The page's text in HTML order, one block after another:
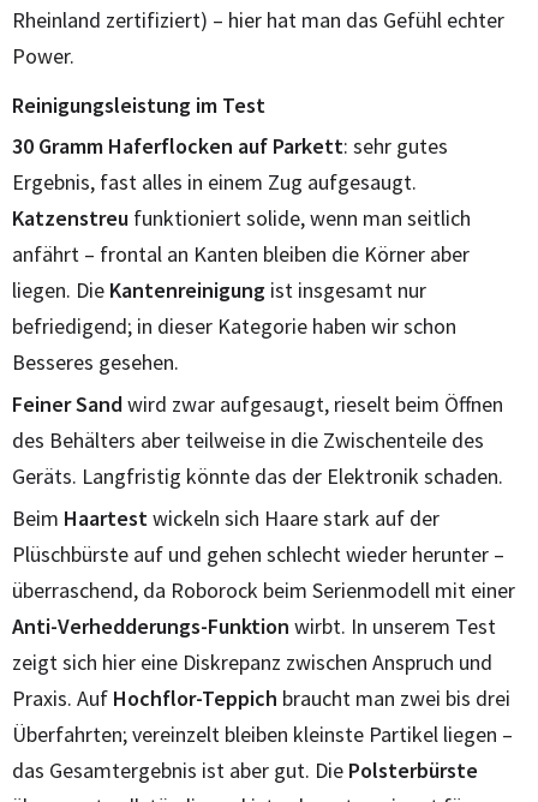
Rheinland zertifiziert) – hier hat man das Gefühl echter
Power.
Reinigungsleistung im Test
30 Gramm Haferflocken auf Parkett: sehr gutes
Ergebnis, fast alles in einem Zug aufgesaugt.
Katzenstreu funktioniert solide, wenn man seitlich
anfährt – frontal an Kanten bleiben die Körner aber
liegen. Die Kantenreinigung ist insgesamt nur
befriedigend; in dieser Kategorie haben wir schon
Besseres gesehen.
Feiner Sandwird zwar aufgesaugt, rieselt beim Öffnen
des Behälters aber teilweise in die Zwischenteile des
Geräts. Langfristig könnte das der Elektronik schaden.
Beim Haartestwickeln sich Haare stark auf der
Plüschbürste auf und gehen schlecht wieder herunter –
überraschend, da Roborock beim Serienmodell mit einer
Anti-Verhedderungs-Funktion wirbt. In unserem Test
zeigt sich hier eine Diskrepanz zwischen Anspruch und
Praxis. Auf Hochflor-Teppich braucht man zwei bis drei
Überfahrten; vereinzelt bleiben kleinste Partikel liegen –
das Gesamtergebnis ist aber gut. Die Polsterbürste